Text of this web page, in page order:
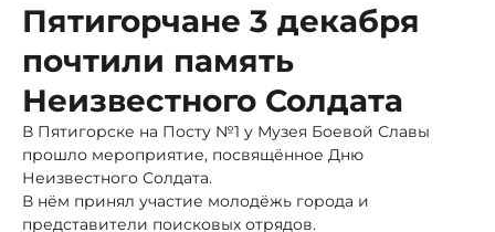
Пятигорчане 3 декабря
почтили память
Неизвестного Солдата
В Пятигорске на Посту №1 у Музея Боевой Славы
прошло мероприятие, посвящённое Дню
Неизвестного Солдата.
В нём принял участие молодёжь города и
представители поисковых отрядов.